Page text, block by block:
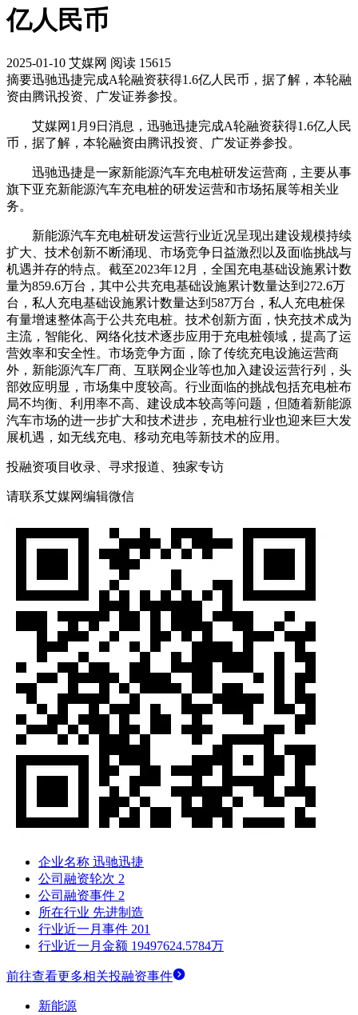
亿人民币
2025-01-10 艾媒网 阅读 15615
摘要迅驰迅捷完成A轮融资获得1.6亿人民币，据了解，本轮融
资由腾讯投资、广发证券参投。
艾媒网1月9日消息，迅驰迅捷完成A轮融资获得1.6亿人民
币，据了解，本轮融资由腾讯投资、广发证券参投。
迅驰迅捷是一家新能源汽车充电桩研发运营商，主要从事
旗下亚充新能源汽车充电桩的研发运营和市场拓展等相关业
务。
新能源汽车充电桩研发运营行业近况呈现出建设规模持续
扩大、技术创新不断涌现、市场竞争日益激烈以及面临挑战与
机遇并存的特点。截至2023年12月，全国充电基础设施累计数
量为859.6万台，其中公共充电基础设施累计数量达到272.6万
台，私人充电基础设施累计数量达到587万台，私人充电桩保
有量增速整体高于公共充电桩。技术创新方面，快充技术成为
主流，智能化、网络化技术逐步应用于充电桩领域，提高了运
营效率和安全性。市场竞争方面，除了传统充电设施运营商
外，新能源汽车厂商、互联网企业等也加入建设运营行列，头
部效应明显，市场集中度较高。行业面临的挑战包括充电桩布
局不均衡、利用率不高、建设成本较高等问题，但随着新能源
汽车市场的进一步扩大和技术进步，充电桩行业也迎来巨大发
展机遇，如无线充电、移动充电等新技术的应用。
投融资项目收录、寻求报道、独家专访
请联系艾媒网编辑微信
企业名称 迅驰迅捷
公司融资轮次 2
公司融资事件 2
所在行业 先进制造
行业近一月事件 201
行业近一月金额 19497624.5784万
前往查看更多相关投融资事件
新能源